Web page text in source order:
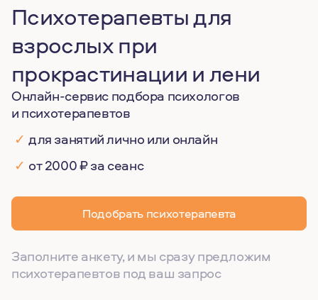
Психотерапевты для
взрослых при
прокрастинации и лени
Онлайн-сервис подбора психологов
и психотерапевтов
✓ для занятий лично или онлайн
✓ от 2000 ₽ за сеанс
Подобрать психотерапевта
Заполните анкету, и мы сразу предложим
психотерапевтов под ваш запрос